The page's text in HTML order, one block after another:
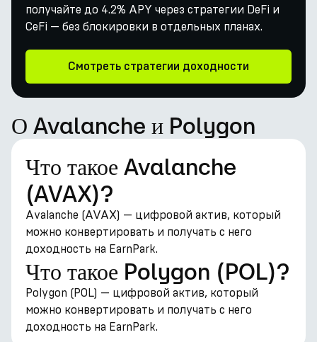
получайте до 4.2% APY через стратегии DeFi и
CeFi — без блокировки в отдельных планах.
Смотреть стратегии доходности
О Avalanche и Polygon
Что такое Avalanche
(AVAX)?
Avalanche (AVAX) — цифровой актив, который
можно конвертировать и получать с него
доходность на EarnPark.
Что такое Polygon (POL)?
Polygon (POL) — цифровой актив, который
можно конвертировать и получать с него
доходность на EarnPark.